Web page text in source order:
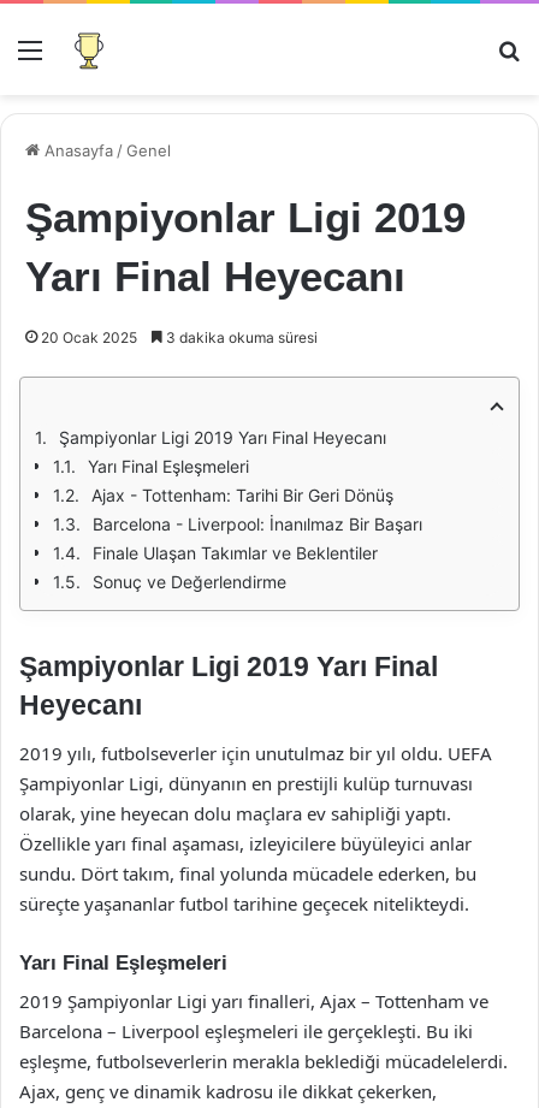
Menü
Anasayfa /Genel
Şampiyonlar Ligi 2019
Yarı Final Heyecanı
20 Ocak 2025 3 dakika okuma süresi
Şampiyonlar Ligi 2019 Yarı Final Heyecanı
Yarı Final Eşleşmeleri
Ajax - Tottenham: Tarihi Bir Geri Dönüş
Barcelona - Liverpool: İnanılmaz Bir Başarı
Finale Ulaşan Takımlar ve Beklentiler
Sonuç ve Değerlendirme
Şampiyonlar Ligi 2019 Yarı Final
Heyecanı
2019 yılı, futbolseverler için unutulmaz bir yıl oldu. UEFA
Şampiyonlar Ligi, dünyanın en prestijli kulüp turnuvası
olarak, yine heyecan dolu maçlara ev sahipliği yaptı.
Özellikle yarı final aşaması, izleyicilere büyüleyici anlar
sundu. Dört takım, final yolunda mücadele ederken, bu
süreçte yaşananlar futbol tarihine geçecek nitelikteydi.
Yarı Final Eşleşmeleri
2019 Şampiyonlar Ligi yarı finalleri, Ajax – Tottenham ve
Barcelona – Liverpool eşleşmeleri ile gerçekleşti. Bu iki
eşleşme, futbolseverlerin merakla beklediği mücadelelerdi.
Ajax, genç ve dinamik kadrosu ile dikkat çekerken,